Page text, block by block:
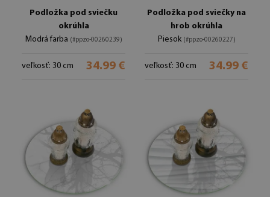
Podložka pod sviečku
okrúhla
Modrá farba (#ppzo-00260239)
veľkosť: 30 cm 34.99 €
Podložka pod sviečky na
hrob okrúhla
Piesok (#ppzo-00260227)
veľkosť: 30 cm 34.99 €